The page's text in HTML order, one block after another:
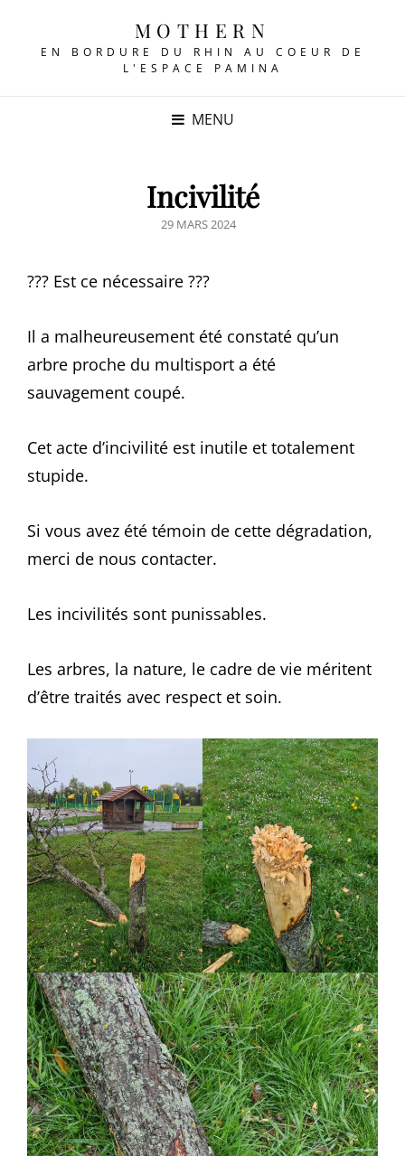
MOTHERN
EN BORDURE DU RHIN AU COEUR DE
L'ESPACE PAMINA
MENU
Incivilité
POSTED
29 MARS 2024
??? Est ce nécessaire ???
Il a malheureusement été constaté qu’un
arbre proche du multisport a été
sauvagement coupé.
Cet acte d’incivilité est inutile et totalement
stupide.
Si vous avez été témoin de cette dégradation,
merci de nous contacter.
Les incivilités sont punissables.
Les arbres, la nature, le cadre de vie méritent
d’être traités avec respect et soin.